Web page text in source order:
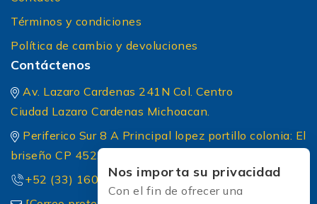
Términos y condiciones
Política de cambio y devoluciones
Contáctenos
Av. Lazaro Cardenas 241N Col. Centro
Ciudad Lazaro Cardenas Michoacan.
Periferico Sur 8 A Principal lopez portillo colonia: El
briseño CP 45236 Zapopan Jalisco
+52 (33) 1604 5032Nos importa su privacidad
Con el fin de ofrecer una